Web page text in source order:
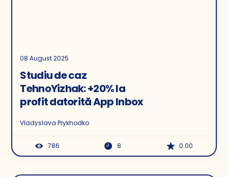
08 August 2025
Studiu de caz
TehnoYizhak: +20% la
profit datorită App Inbox
Vladyslava Prykhodko
786 8 0.00